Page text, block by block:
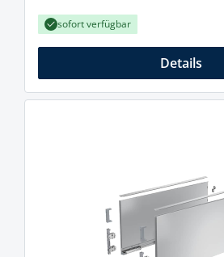
sofort verfügbar
Details